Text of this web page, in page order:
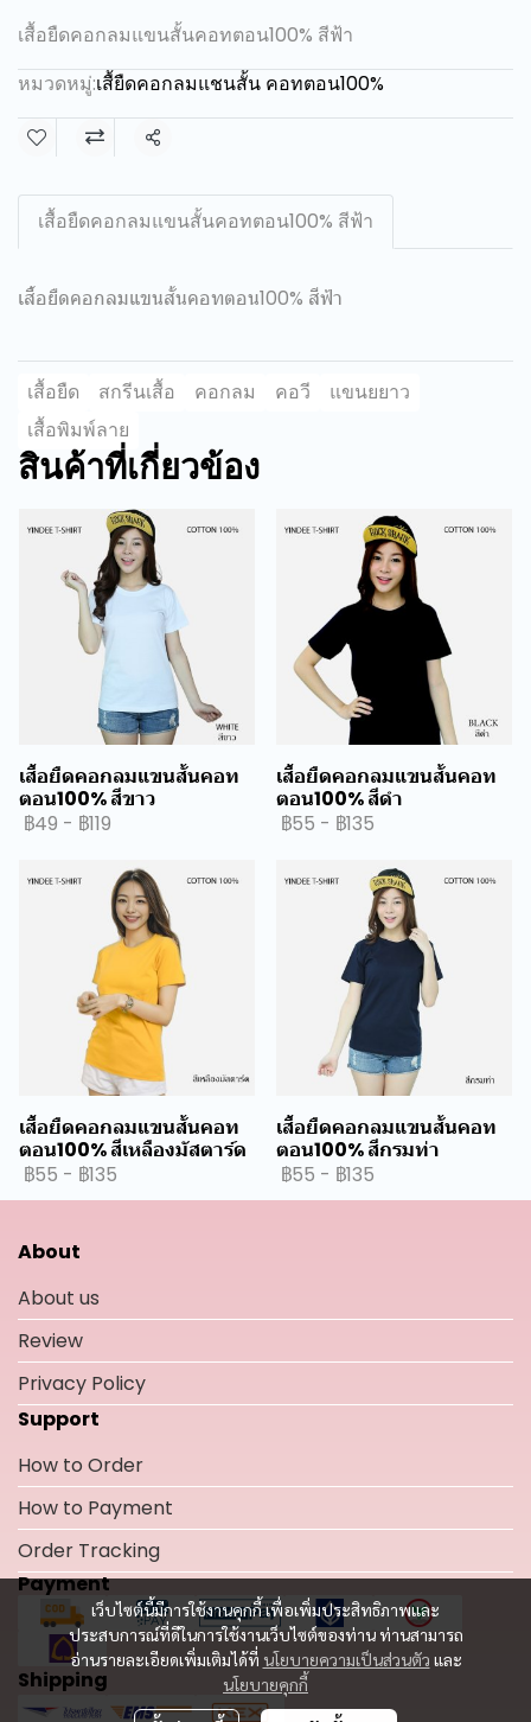
เสื้อยืดคอกลมแขนสั้นคอทตอน100% สีฟ้า
หมวดหมู่:เสื้ยืดคอกลมแชนสั้น คอทตอน100%
แชร์
เสื้อยืดคอกลมแขนสั้นคอทตอน100% สีฟ้า
เสื้อยืดคอกลมแขนสั้นคอทตอน100% สีฟ้า
เสื้อยืด สกรีนเสื้อ คอกลม คอวี
แขนยยาว
เสื้อพิมพ์ลาย
สินค้าที่เกี่ยวข้อง
เสื้อยืดคอกลมแขนสั้นคอท
ตอน100% สีขาว
฿49 - ฿119
เสื้อยืดคอกลมแขนสั้นคอท
ตอน100% สีดำ
฿55 - ฿135
เสื้อยืดคอกลมแขนสั้นคอท
ตอน100% สีเหลืองมัสตาร์ด
฿55 - ฿135
เสื้อยืดคอกลมแขนสั้นคอท
ตอน100% สีกรมท่า
฿55 - ฿135
เว็บไซต์นี้มีการใช้งานคุกกี้ เพื่อเพิ่มประสิทธิภาพและ
ประสบการณ์ที่ดีในการใช้งานเว็บไซต์ของท่าน ท่านสามารถ
อ่านรายละเอียดเพิ่มเติมได้ที่ นโยบายความเป็นส่วนตัว และ
นโยบายคุกกี้
About
About us
Review
Privacy Policy
Support
How to Order
How to Payment
Order Tracking
Payment
Shipping